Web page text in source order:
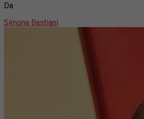
Da
Simona Bastiani